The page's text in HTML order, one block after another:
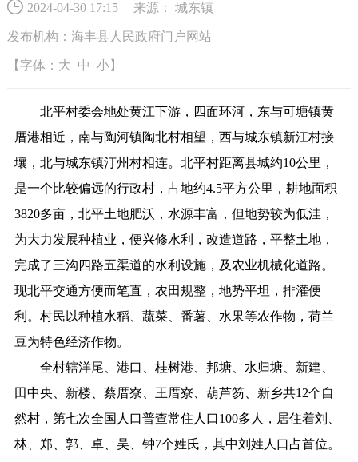
2024-04-30 17:15 来源： 城东镇
发布机构：海丰县人民政府门户网站
【字体： 大 中 小】
北平村委会地处黄江下游，四面环河，东与可塘镇黄
厝港相近，南与陶河镇陶北村相望，西与城东镇新江村接
壤，北与城东镇汀州村相连。北平村距离县城约10公里，
是一个比较偏远的行政村，占地约4.5平方公里，耕地面积
3820多亩，北平土地肥沃，水源丰富，但地势较为低洼，
为大力发展种植业，便兴修水利，改造道路，平整土地，
完成了三沟四路五渠道的水利设施，及农业机械化道路。
现北平交通方便而笔直，农田规整，地势平坦，排灌便
利。村民以种植水稻、蔬菜、番薯、水果等农作物，荷兰
豆为特色经济作物。
全村辖洋尾、港口、桂树港、邦塘、水归塘、新建、
田中央、新楼、蔡厝寮、王厝寮、葫芦笏、新乡共12个自
然村，第七次全国人口普查常住人口100多人，居住着刘、
林、郑、郭、卓、吴、钟7个姓氏，其中刘姓人口占首位。